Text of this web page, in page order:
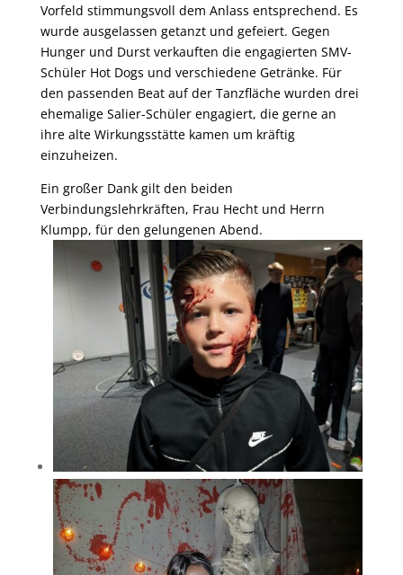
Vorfeld stimmungsvoll dem Anlass entsprechend. Es
wurde ausgelassen getanzt und gefeiert. Gegen
Hunger und Durst verkauften die engagierten SMV-
Schüler Hot Dogs und verschiedene Getränke. Für
den passenden Beat auf der Tanzfläche wurden drei
ehemalige Salier-Schüler engagiert, die gerne an
ihre alte Wirkungsstätte kamen um kräftig
einzuheizen.
Ein großer Dank gilt den beiden
Verbindungslehrkräften, Frau Hecht und Herrn
Klumpp, für den gelungenen Abend.